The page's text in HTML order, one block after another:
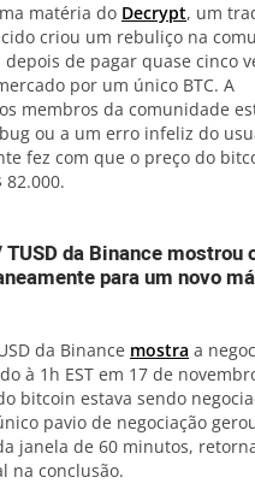
matéria do Decrypt, um
criou um rebuliço na
de pagar quase cinco
por um único BTC. A
membros da comunidade
ou a um erro infeliz do
fez com que o preço do
82.000.
da Binance mostrou
para um novo
da Binance mostra a
à 1h EST em 17 de
bitcoin estava sendo
pavio de negociação
janela de 60 minutos,
na conclusão.